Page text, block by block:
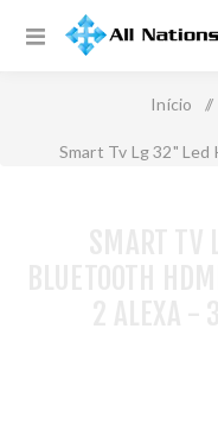
Início /
Smart Tv Lg 32"